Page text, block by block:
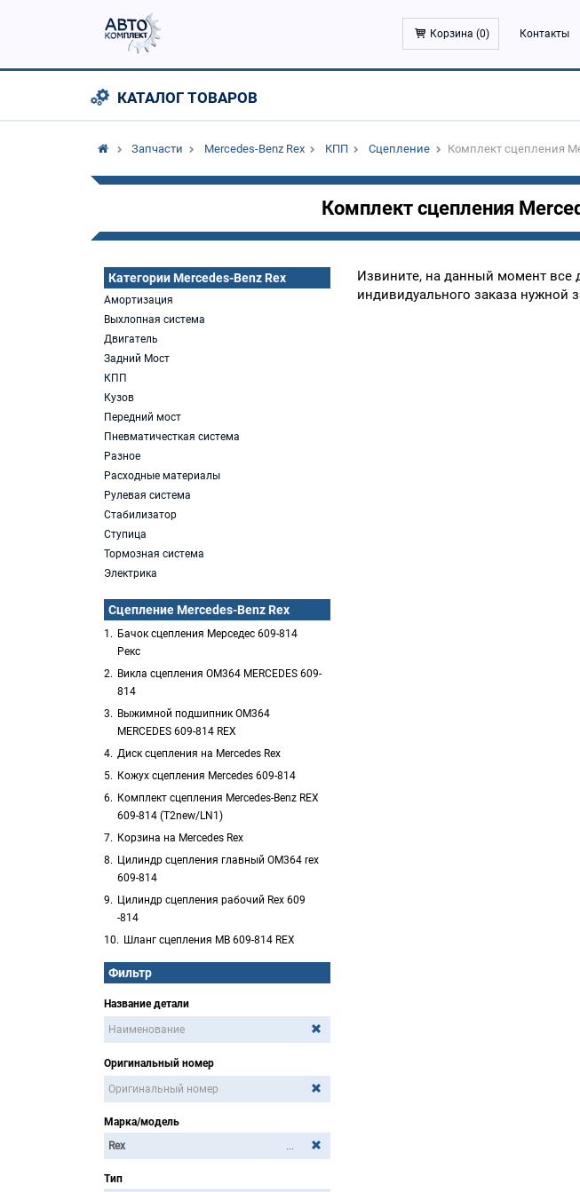
Корзина (0) Контакты
КАТАЛОГ ТОВАРОВ
Запчасти Mercedes-Benz Rex КПП Сцепление Комплект сцепления
Комплект сцепления
Категории Mercedes-Benz Rex
Амортизация
Выхлопная система
Двигатель
Задний Мост
КПП
Кузов
Передний мост
Пневматичесткая система
Разное
Расходные материалы
Рулевая система
Стабилизатор
Ступица
Тормозная система
Электрика
Сцепление Mercedes-Benz Rex
Бачок сцепления Мерседес 609-814
Рекс
Викла сцепления OM364 MERCEDES 609-
814
Выжимной подшипник OM364
MERCEDES 609-814 REX
Диск сцепления на Mercedes Rex
Кожух сцепления Mercedes 609-814
Комплект сцепления Mercedes-Benz REX
609-814 (T2new/LN1)
Корзина на Mercedes Rex
Цилиндр сцепления главный ОМ364 rex
609-814
Цилиндр сцепления рабочий Rex 609
-814
Шланг сцепления MB 609-814 REX
Фильтр
Название детали
Оригинальный номер
Марка/модель
...
Тип
Извините, на данный момент все
индивидуального заказа